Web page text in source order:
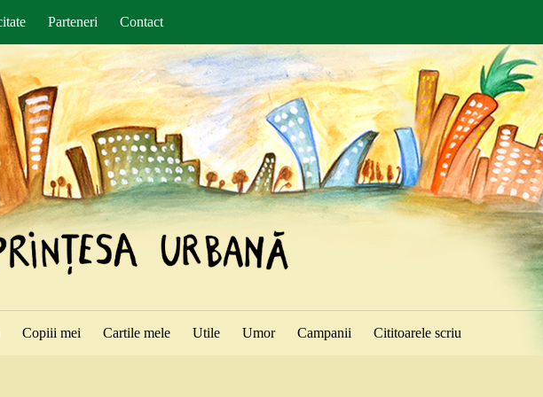
Parteneri Contact
Copiii mei Cartile mele Utile Umor Campanii Cititoarele scriu